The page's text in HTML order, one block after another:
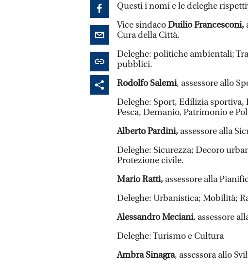
Questi i nomi e le deleghe
Vice sindacoDuilio Francesconi,
Cura della Città.
Deleghe: politiche ambientali;
pubblici.
Rodolfo Salemi, assessore allo
Deleghe: Sport, Edilizia sportiva,
Pesca, Demanio, Patrimonio e
Alberto Pardini, assessore alla
Deleghe: Sicurezza; Decoro
Protezione civile.
Mario Ratti, assessore alla
Deleghe: Urbanistica; Mobilità;
Alessandro Meciani, assessore
Deleghe: Turismo e Cultura
Ambra Sinagra, assessora allo